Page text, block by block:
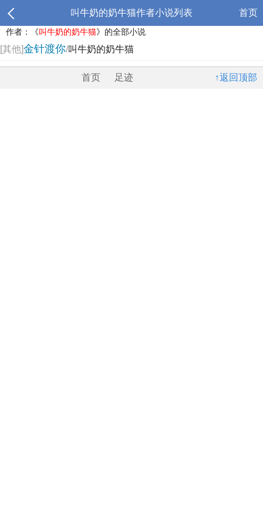
叫牛奶的奶牛猫作者小说列表 首页
作者：《叫牛奶的奶牛猫》的全部小说
[其他]金针渡你/叫牛奶的奶牛猫
↑返回顶部
首页 足迹